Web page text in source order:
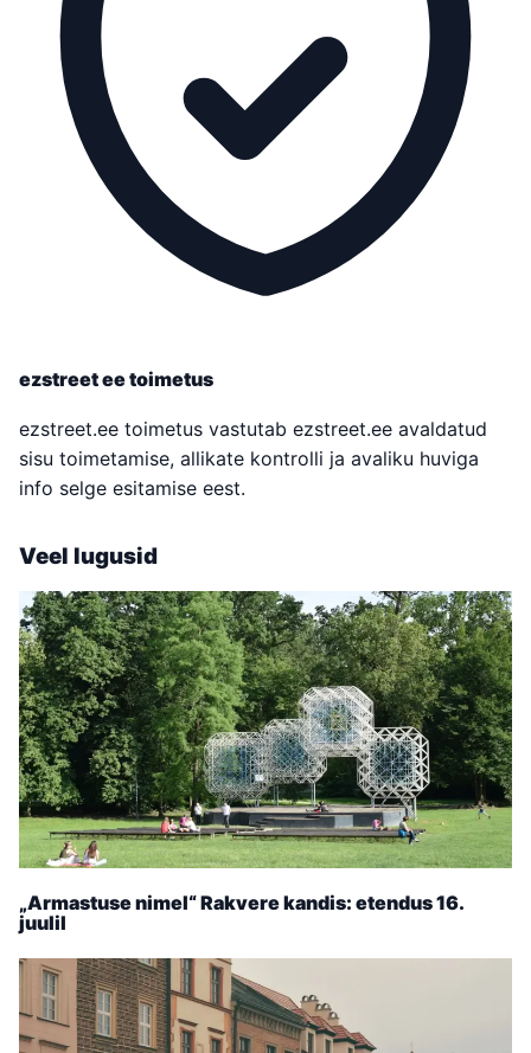
ezstreet ee toimetus
ezstreet.ee toimetus vastutab ezstreet.ee avaldatud
sisu toimetamise, allikate kontrolli ja avaliku huviga
info selge esitamise eest.
Veel lugusid
„Armastuse nimel“ Rakvere kandis: etendus 16.
juulil